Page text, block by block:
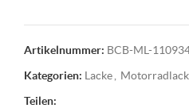
Artikelnummer: BCB-ML-
Kategorien: Lacke
Teilen: